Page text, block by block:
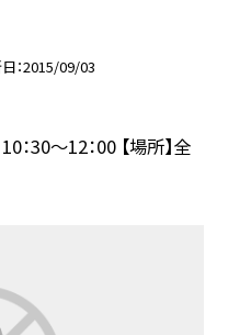
2015/09/03
：30〜12：00 【場所】全